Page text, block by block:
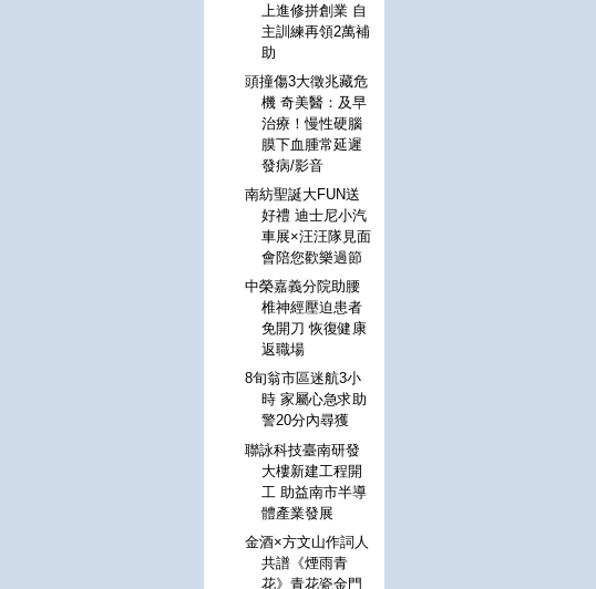
上進修拼創業 自
主訓練再領2萬補
助
頭撞傷3大徵兆藏危
機 奇美醫：及早
治療！慢性硬腦
膜下血腫常延遲
發病/影音
南紡聖誕大FUN送
好禮 迪士尼小汽
車展×汪汪隊見面
會陪您歡樂過節
中榮嘉義分院助腰
椎神經壓迫患者
免開刀 恢復健康
返職場
8旬翁市區迷航3小
時 家屬心急求助
警20分內尋獲
聯詠科技臺南研發
大樓新建工程開
工 助益南市半導
體產業發展
金酒×方文山作詞人
共譜《煙雨青
花》青花瓷金門